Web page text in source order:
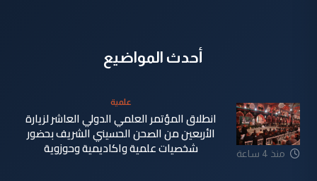
أحدث المواضيع
منذ 4 ساعة
علمية
انطلاق المؤتمر العلمي الدولي العاشر لزيارة
الأربعين من الصحن الحسيني الشريف بحضور
شخصيات علمية واكاديمية وحوزوية